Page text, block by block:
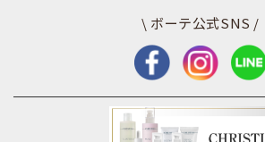
\ ボーテ公式SNS /